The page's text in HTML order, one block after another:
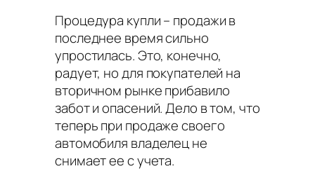
Процедура купли – продажи в
последнее время сильно
упростилась. Это, конечно,
радует, но для покупателей на
вторичном рынке прибавило
забот и опасений. Дело в том, что
теперь при продаже своего
автомобиля владелец не
снимает ее с учета.